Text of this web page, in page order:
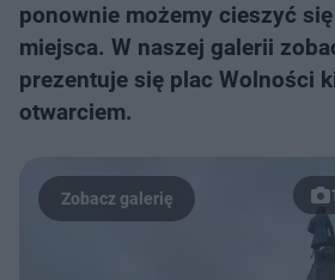
ponownie możemy cieszyć
miejsca. W naszej galerii
prezentuje się plac Wolności
otwarciem.